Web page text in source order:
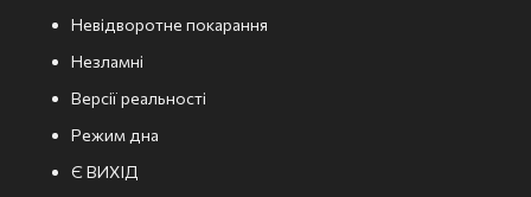
Невідворотне покарання
Незламні
Версії реальності
Режим дна
Є ВИХІД